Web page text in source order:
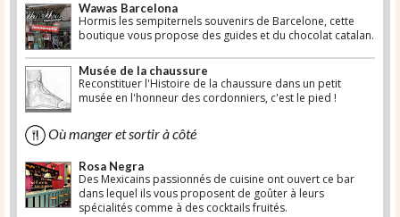
Wawas Barcelona
Hormis les sempiternels souvenirs de Barcelone, cette
boutique vous propose des guides et du chocolat catalan.
Musée de la chaussure
Reconstituer l'Histoire de la chaussure dans un petit
musée en l'honneur des cordonniers, c'est le pied !
Où manger et sortir à côté
Rosa Negra
Des Mexicains passionnés de cuisine ont ouvert ce bar
dans lequel ils vous proposent de goûter à leurs
spécialités comme à des cocktails fruités.